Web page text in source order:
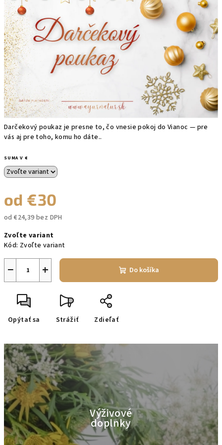
Darčekový poukaz je presne to, čo vnesie pokoj do Vianoc — pre
vás aj pre toho, komu ho dáte..
SUMA V €
od €30
od€24,39 bez DPH
cena:
Zvoľte variant
Kód: Zvoľte variant
+
− Do košíka
Opýtať sa Strážiť Zdieľať
hviezdičiek.
Výživové
doplnky